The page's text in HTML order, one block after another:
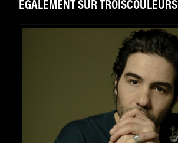
ÉGALEMENT SUR TROISCOULEURS